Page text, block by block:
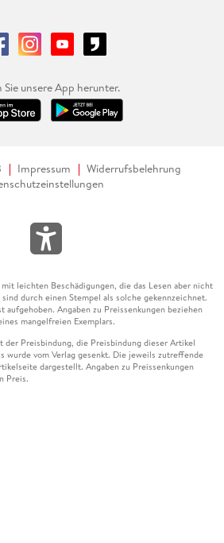
Sie unsere App herunter.
Impressum
Widerrufsbelehrung
leichten Beschädigungen, die das Lesen aber nicht
durch einen Stempel als solche gekennzeichnet.
Angaben zu Preissenkungen beziehen
mangelfreien Exemplars.
Preisbindung, die Preisbindung dieser Artikel
wurde vom Verlag gesenkt. Die jeweils zutreffende
dargestellt. Angaben zu Preissenkungen
Preis.